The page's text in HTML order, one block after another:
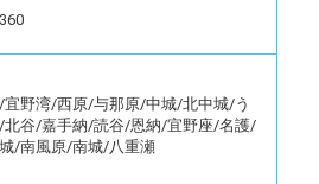
野湾/西原/与那原/中城/北中城/う
北谷/嘉手納/読谷/恩納/宜野座/名護/
/南風原/南城/八重瀬